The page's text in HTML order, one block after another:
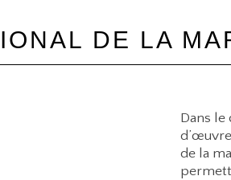
DE LA
Dans
de la